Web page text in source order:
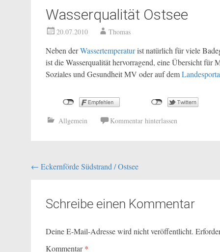
Wasserqualität Ostsee
20.07.2010 Thomas
Neben derWassertemperaturist natürlich für viele
ist die Wasserqualität hervorragend, eine Übersicht für
Soziales und Gesundheit MV oder auf dem
Allgemein Kommentar hinterlassen
Beitragsnavigation
← Eckernförde Südstrand / Ostsee
Schreibe einen Kommentar
Deine E-Mail-Adresse wird nicht veröffentlicht.
Kommentar*